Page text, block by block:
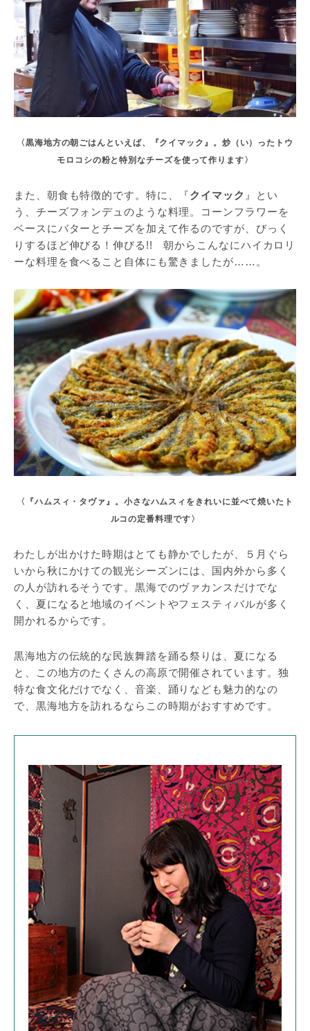
〈黒海地方の朝ごはんといえば、『クイマック』。炒（い）ったトウ
モロコシの粉と特別なチーズを使って作ります〉
また、朝食も特徴的です。特に、『クイマック 』とい
う、チーズフォンデュのような料理。コーンフラワーを
ベースにバターとチーズを加えて作るのですが、びっく
りするほど伸びる！伸びる!! 朝からこんなにハイカロリ
ーな料理を食べること自体にも驚きましたが……。
〈『ハムスィ・タヴァ』。小さなハムスィをきれいに並べて焼いたト
ルコの定番料理です〉
わたしが出かけた時期はとても静かでしたが、５月ぐら
いから秋にかけての観光シーズンには、国内外から多く
の人が訪れるそうです。黒海でのヴァカンスだけでな
く、夏になると地域のイベントやフェスティバルが多く
開かれるからです。
黒海地方の伝統的な民族舞踏を踊る祭りは、夏になる
と、この地方のたくさんの高原で開催されています。独
特な食文化だけでなく、音楽、踊りなども魅力的なの
で、黒海地方を訪れるならこの時期がおすすめです。